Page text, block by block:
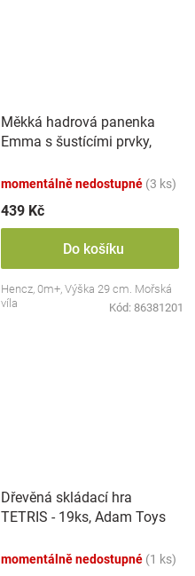
Měkká hadrová panenka
Emma s šustícími prvky,
momentálně nedostupné (3 ks)
439 Kč
Do košíku
Hencz, 0m+, Výška 29 cm. Mořská
víla
Kód: 86381201
Dřevěná skládací hra
TETRIS - 19ks, Adam Toys
momentálně nedostupné (1 ks)